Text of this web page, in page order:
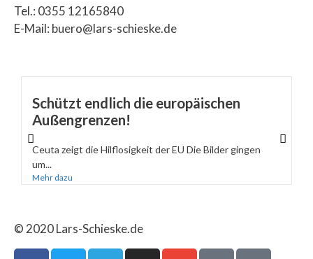
Tel.: 0355 12165840
E-Mail: buero@lars-schieske.de
Schützt endlich die europäischen
Außengrenzen!
Ceuta zeigt die Hilflosigkeit der EU Die Bilder gingen
um...
Mehr dazu
© 2020 Lars-Schieske.de